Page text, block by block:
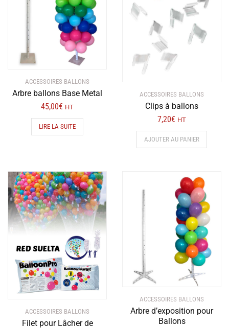
ACCESSOIRES BALLONS
Arbre ballons Base Metal
45,00€ HT
LIRE LA SUITE
ACCESSOIRES BALLONS
Clips à ballons
7,20€ HT
AJOUTER AU PANIER
ACCESSOIRES BALLONS
Filet pour Lâcher de
ACCESSOIRES BALLONS
Arbre d’exposition pour
Ballons